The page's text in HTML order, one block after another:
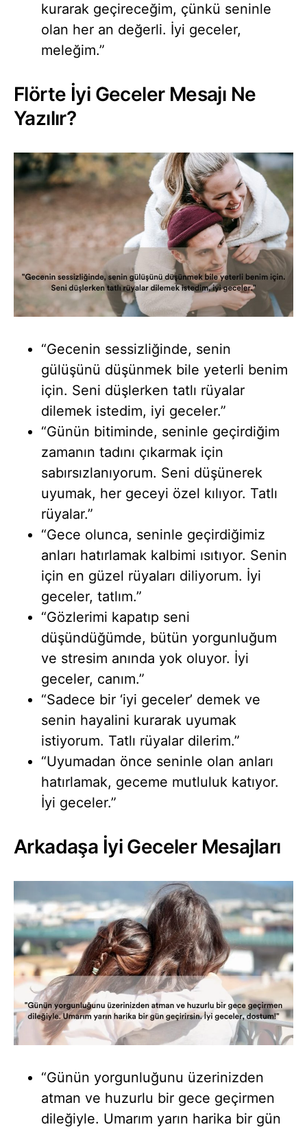
kurarak geçireceğim, çünkü seninle
olan her an değerli. İyi geceler,
meleğim.”
Flörte İyi Geceler Mesajı Ne
Yazılır?
“Gecenin sessizliğinde, senin
gülüşünü düşünmek bile yeterli benim
için. Seni düşlerken tatlı rüyalar
dilemek istedim, iyi geceler.”
“Günün bitiminde, seninle geçirdiğim
zamanın tadını çıkarmak için
sabırsızlanıyorum. Seni düşünerek
uyumak, her geceyi özel kılıyor. Tatlı
rüyalar.”
“Gece olunca, seninle geçirdiğimiz
anları hatırlamak kalbimi ısıtıyor. Senin
için en güzel rüyaları diliyorum. İyi
geceler, tatlım.”
“Gözlerimi kapatıp seni
düşündüğümde, bütün yorgunluğum
ve stresim anında yok oluyor. İyi
geceler, canım.”
“Sadece bir ‘iyi geceler’ demek ve
senin hayalini kurarak uyumak
istiyorum. Tatlı rüyalar dilerim.”
“Uyumadan önce seninle olan anları
hatırlamak, geceme mutluluk katıyor.
İyi geceler.”
Arkadaşa İyi Geceler Mesajları
“Günün yorgunluğunu üzerinizden
atman ve huzurlu bir gece geçirmen
dileğiyle. Umarım yarın harika bir gün